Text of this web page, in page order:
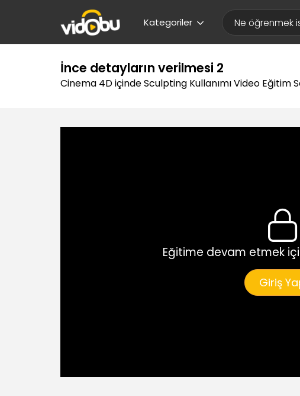
Kategoriler
İnce detayların verilmesi 2
Cinema 4D içinde Sculpting Kullanımı Video Eğitim
Eğitime devam etmek
Giriş